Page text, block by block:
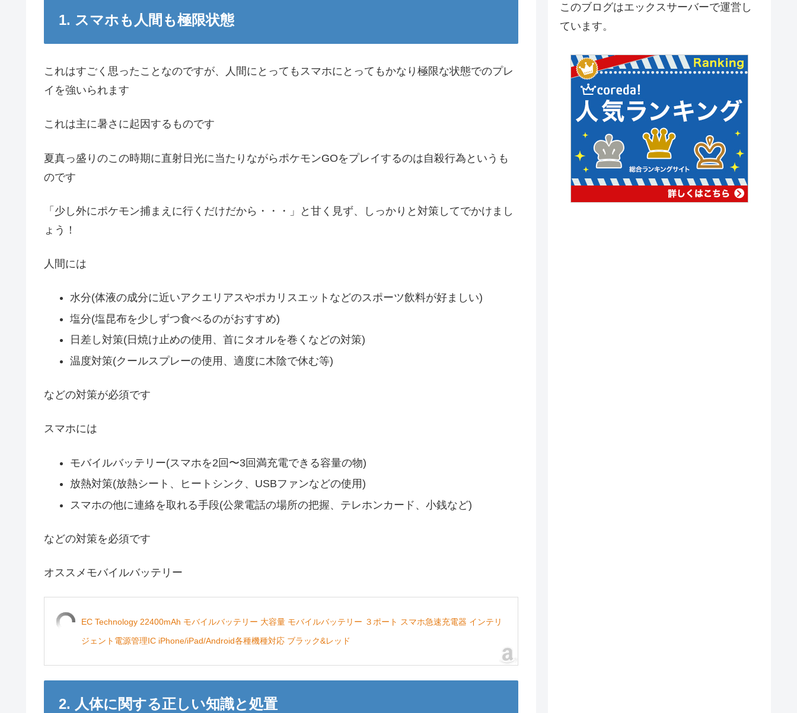
1. スマホも人間も極限状態
これはすごく思ったことなのですが、人間にとってもスマホにとってもかなり極限な状態でのプレ
イを強いられます
これは主に暑さに起因するものです
夏真っ盛りのこの時期に直射日光に当たりながらポケモンGOをプレイするのは自殺行為というも
のです
「少し外にポケモン捕まえに行くだけだから・・・」と甘く見ず、しっかりと対策してでかけまし
ょう！
人間には
水分(体液の成分に近いアクエリアスやポカリスエットなどのスポーツ飲料が好ましい)
塩分(塩昆布を少しずつ食べるのがおすすめ)
日差し対策(日焼け止めの使用、首にタオルを巻くなどの対策)
温度対策(クールスプレーの使用、適度に木陰で休む等)
などの対策が必須です
スマホには
モバイルバッテリー(スマホを2回〜3回満充電できる容量の物)
放熱対策(放熱シート、ヒートシンク、USBファンなどの使用)
スマホの他に連絡を取れる手段(公衆電話の場所の把握、テレホンカード、小銭など)
などの対策を必須です
オススメモバイルバッテリー
EC Technology 22400mAh モバイルバッテリー 大容量 モバイルバッテリー ３ポート スマホ急速充電器 インテリ
ジェント電源管理IC iPhone/iPad/Android各種機種対応 ブラック&レッド
2. 人体に関する正しい知識と処置
このブログはエックスサーバーで運営し
ています。